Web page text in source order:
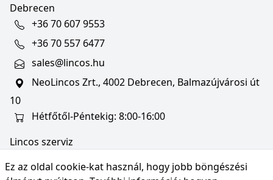
Ez az oldal cookie-kat használ, hogy jobb böngészési
Debrecen
+36 70 607 9553
+36 70 557 6477
sales@lincos.hu
NeoLincos Zrt., 4002 Debrecen, Balmazújvárosi út
10
Hétfőtől-Péntekig: 8:00-16:00
Lincos szerviz
NeoLincos Zrt., 4002 Debrecen, Balmazújvárosi út